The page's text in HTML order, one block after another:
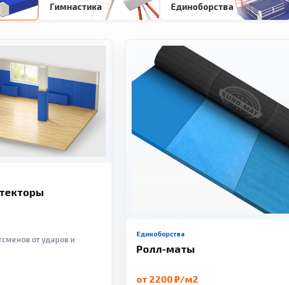
Гимнастика Единоборства
от ударов и
Единоборства
Ролл-маты
от 2200 ₽/м2